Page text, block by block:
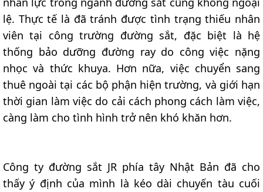
lệ. Thực tế là đã tránh được tình trạng thiếu nhân
viên tại công trường đường sắt, đặc biệt là hệ
thống bảo dưỡng đường ray do công việc nặng
nhọc và thức khuya. Hơn nữa, việc chuyển sang
thuê ngoài tại các bộ phận hiện trường, và giới hạn
thời gian làm việc do cải cách phong cách làm việc,
càng làm cho tình hình trở nên khó khăn hơn.
Công ty đường sắt JR phía tây Nhật Bản đã cho
thấy ý định của mình là kéo dài chuyến tàu cuối